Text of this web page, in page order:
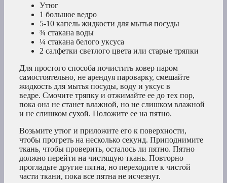
Утюг
1 большое ведро
5-10 капель жидкости для мытья посуды
¾ стакана воды
¼ стакана белого уксуса
2 салфетки светлого цвета или старые тряпки
Для простого способа почистить ковер паром
самостоятельно, не арендуя пароварку, смешайте
жидкость для мытья посуды, воду и уксус в
ведре. Смочите тряпку и отжимайте ее до тех пор,
пока она не станет влажной, но не слишком влажной
и не слишком сухой. Положите ее на пятно.
Возьмите утюг и приложите его к поверхности,
чтобы прогреть на несколько секунд. Приподнимите
ткань, чтобы проверить, осталось ли пятно. Пятно
должно перейти на чистящую ткань. Повторно
прогладьте другие пятна, но переходите к чистой
части ткани, пока все пятна не исчезнут.